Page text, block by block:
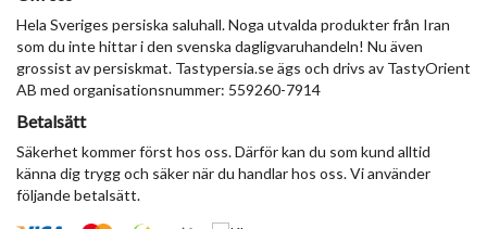
Hela Sveriges persiska saluhall. Noga utvalda produkter från Iran
som du inte hittar i den svenska dagligvaruhandeln! Nu även
grossist av persiskmat. Tastypersia.se ägs och drivs av TastyOrient
AB med organisationsnummer: 559260-7914
Betalsätt
Säkerhet kommer först hos oss. Därför kan du som kund alltid
känna dig trygg och säker när du handlar hos oss. Vi använder
följande betalsätt.